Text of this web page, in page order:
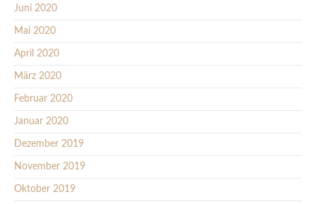
Juni 2020
Mai 2020
April 2020
März 2020
Februar 2020
Januar 2020
Dezember 2019
November 2019
Oktober 2019